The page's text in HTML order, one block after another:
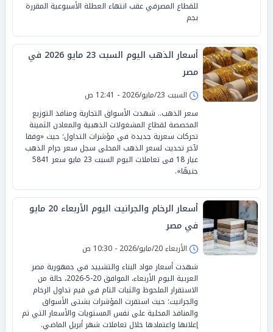
للقطاع المصرفي عقب انتهاء العطلة الأسبوعية المقررة
بجم
أسعار الذهب اليوم السبت 23 مايو 2026 في
مصر
السبت 23/مايو/2026 - 12:41 ص
سعر الذهب.. شهدت الأسواق التجارية ومنافذ التوزيع
المخصصة لقطاع المشغولات الذهبية والمعادن الثمينة
تحركات سعرية جديدة في مؤشرات التداول؛ حيث «وفقا
لآخر تحديث لسعر الذهب المحلى سجل سعر جرام الذهب
عيار 18 فى تعاملات اليوم السبت 23 مايو سعر 5841
جنيهًا».
أسعار الرخام والجرانيت اليوم الأربعاء 20 مايو
في مصر
الأربعاء 20/مايو/2026 - 10:30 ص
شهدت أسعار مواد البناء والتشييد في جمهورية مصر
العربية اليوم الأربعاء، الموافق 20-5-2026، حالة من
الاستقرار الملحوظ والثبات التام في قيم تداول الرخام
والجرانيت؛ حيث استقرت المؤشرات بشتى الأسواق
والمنافذ المحلية على نفس المستويات والأسعار التي تم
إعلانها واعتمادها خلال تعاملات شهر أبريل الماضي.